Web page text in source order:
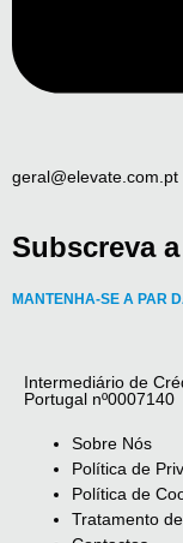
Subscreva
MANTENHA-SE A PAR
Intermediário de
Portugal nº0007140
Sobre Nós
Política de
Política de
Tratamento